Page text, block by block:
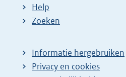
Help
Zoeken
Informatie hergebruiken
Privacy en cookies